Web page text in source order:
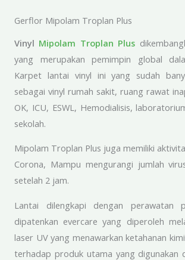
Gerflor Mipolam Troplan Plus
Vinyl Mipolam Troplan Plus
yang merupakan pemimpin global
Karpet lantai vinyl ini yang sudah
sebagai vinyl rumah sakit, ruang rawat
OK, ICU, ESWL, Hemodialisis,
sekolah.
Mipolam Troplan Plus juga memiliki
Corona, Mampu mengurangi jumlah
setelah 2 jam.
Lantai dilengkapi dengan perawatan
dipatenkan evercare yang diperoleh
laser UV yang menawarkan ketahanan
terhadap produk utama yang digunakan